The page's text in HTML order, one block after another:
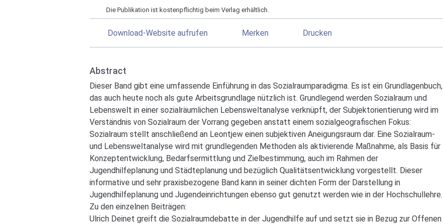
Die Publikation ist kostenpflichtig beim Verlag erhältlich.
Download-Website aufrufen Merken Drucken
Abstract
Dieser Band gibt eine umfassende Einführung in das Sozialraumparadigma. Es ist ein Grundlagenbuch,
das auch heute noch als gute Arbeitsgrundlage nützlich ist. Grundlegend werden Sozialraum und
Lebenswelt in einer sozialräumlichen Lebensweltanalyse verknüpft, der Subjektorientierung wird im
Verständnis von Sozialraum der Vorrang gegeben anstatt einem sozialgeografischen Fokus:
Sozialraum stellt anschließend an Leontjew einen subjektiven Aneigungsraum dar. Eine Sozialraum-
und Lebensweltanalyse wird mit grundlegenden Methoden als aktivierende Maßnahme, als Basis für
Konzeptentwicklung, Bedarfsermittlung und Zielbestimmung, auch im Rahmen der
Jugendhilfeplanung und Städteplanung und bezüglich Qualitätsentwicklung vorgestellt. Dieser
informative und sehr praxisbezogene Band kann in seiner dichten Form der Darstellung in
Jugendhilfeplanung und Jugendeinrichtungen ebenso gut genutzt werden wie in der Hochschullehre.
Zu den einzelnen Beiträgen:
Ulrich Deinet greift die Sozialraumdebatte in der Jugendhilfe auf und setzt sie in Bezug zur Offenen